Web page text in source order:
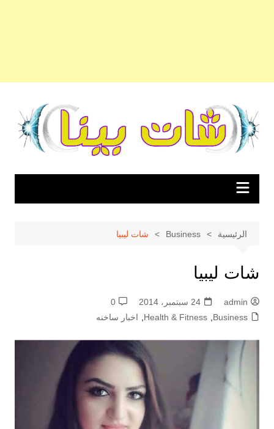
المحتوى
الرئيسية Business شات ليبيا
شات ليبيا
admin 24 سبتمبر، 2014
0
Business
Health & Fitness اخبار ساخنه